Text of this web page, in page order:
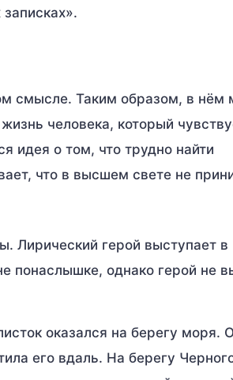
смысле. Таким образом, в нём
человека, который
идея о том, что трудно найти
что в высшем свете не
Лирический герой выступает в
понаслышке, однако герой не
оказался на берегу моря.
его вдаль. На берегу